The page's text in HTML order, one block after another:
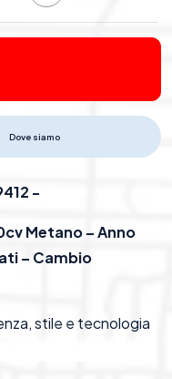
Dove siamo
-
Metano – Anno
– Cambio
stile e tecnologia
a
e costi di gestione